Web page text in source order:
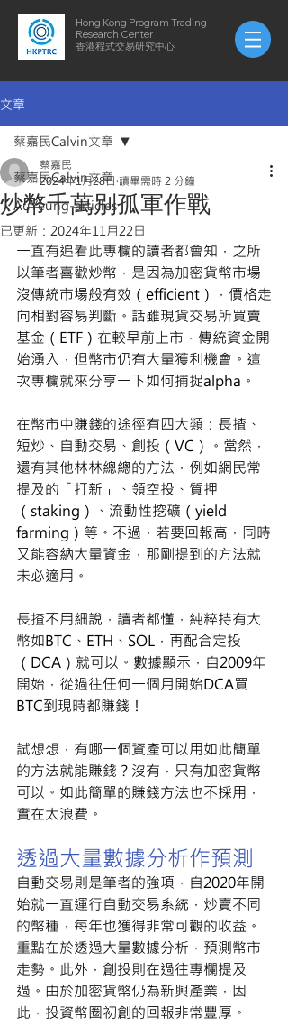
Hong Kong Program Trading
Research Center
​​香港程式交易研究中心
文章
蔡嘉民Calvin文章
AuYeung-articles
蔡嘉民Calvin文章
炒幣千萬別孤軍作戰
蔡嘉民
2024年1月28日 讀畢需時 2 分鐘
已更新： 2024年11月22日
一直有追看此專欄的讀者都會知，之所
以筆者喜歡炒幣，是因為加密貨幣市場
沒傳統市場般有效（efficient），價格走
向相對容易判斷。話雖現貨交易所買賣
基金（ETF）在較早前上市，傳統資金開
始湧入，但幣市仍有大量獲利機會。這
次專欄就來分享一下如何捕捉alpha。
在幣市中賺錢的途徑有四大類：長揸、
短炒、自動交易、創投（VC）。當然，
還有其他林林總總的方法，例如網民常
提及的「打新」、領空投、質押
（staking）、流動性挖礦（yield
farming）等。不過，若要回報高，同時
又能容納大量資金，那剛提到的方法就
未必適用。
長揸不用細說，讀者都懂，純粹持有大
幣如BTC、ETH、SOL，再配合定投
（DCA）就可以。數據顯示，自2009年
開始，從過往任何一個月開始DCA買
BTC到現時都賺錢！
試想想，有哪一個資產可以用如此簡單
的方法就能賺錢？沒有，只有加密貨幣
可以。如此簡單的賺錢方法也不採用，
實在太浪費。
透過大量數據分析作預測
自動交易則是筆者的強項，自2020年開
始就一直運行自動交易系統，炒賣不同
的幣種，每年也獲得非常可觀的收益。
重點在於透過大量數據分析，預測幣市
走勢。此外，創投則在過往專欄提及
過。由於加密貨幣仍為新興產業，因
此，投資幣圈初創的回報非常豐厚。